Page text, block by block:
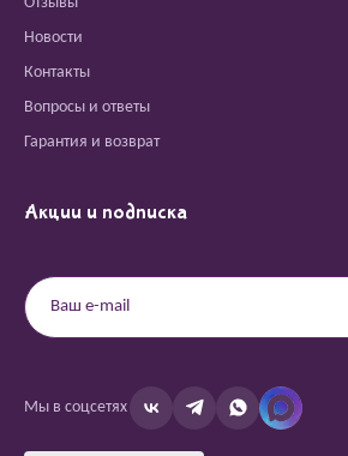
Новости
Контакты
Вопросы и ответы
Гарантия и возврат
Акции и подписка
Мы в соцсетях